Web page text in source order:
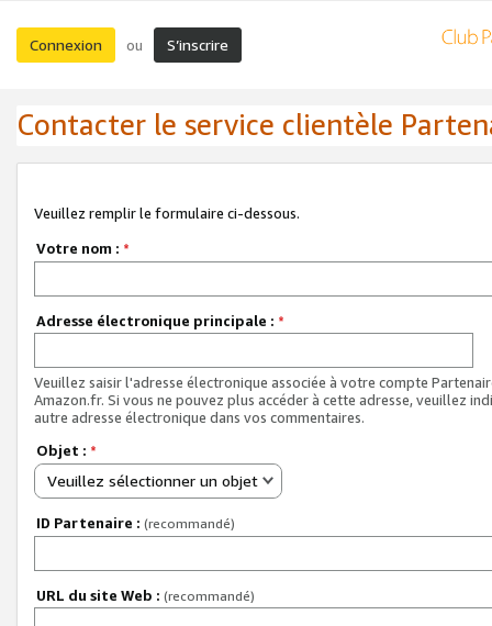
Connexion ou S’inscrire
Contacter le service clientèle
Veuillez remplir le formulaire ci-dessous.
Votre nom : *
Adresse électronique principale : *
Veuillez saisir l'adresse électronique associée à votre compte
Amazon.fr. Si vous ne pouvez plus accéder à cette adresse, veuillez
autre adresse électronique dans vos commentaires.
Objet : *
Veuillez sélectionner un objet
ID Partenaire : (recommandé)
URL du site Web : (recommandé)